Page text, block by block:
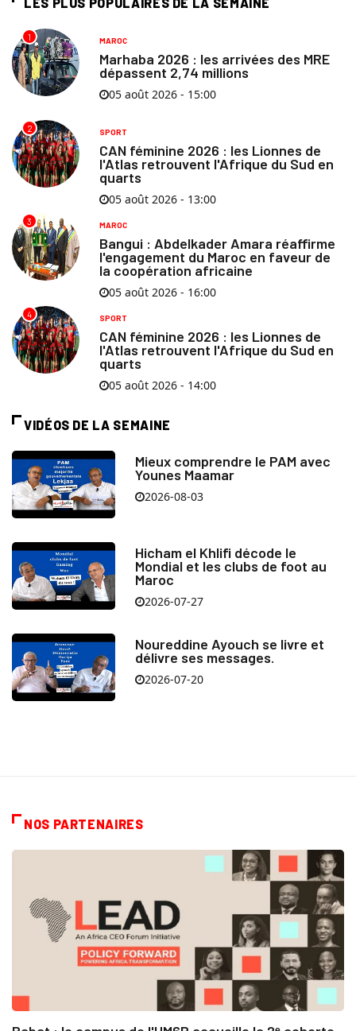
LES PLUS POPULAIRES DE LA SEMAINE
1 MAROC
Marhaba 2026 : les arrivées des MRE
dépassent 2,74 millions
05 août 2026 - 15:00
2 SPORT
CAN féminine 2026 : les Lionnes de
l'Atlas retrouvent l'Afrique du Sud en
quarts
05 août 2026 - 13:00
3 MAROC
Bangui : Abdelkader Amara réaffirme
l'engagement du Maroc en faveur de
la coopération africaine
05 août 2026 - 16:00
4 SPORT
CAN féminine 2026 : les Lionnes de
l'Atlas retrouvent l'Afrique du Sud en
quarts
05 août 2026 - 14:00
VIDÉOS DE LA SEMAINE
Mieux comprendre le PAM avec
Younes Maamar
2026-08-03
Hicham el Khlifi décode le
Mondial et les clubs de foot au
Maroc
2026-07-27
Noureddine Ayouch se livre et
délivre ses messages.
2026-07-20
NOS PARTENAIRES